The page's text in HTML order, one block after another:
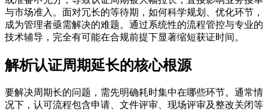
与市场准入。面对冗长的等待期，如何科学规划、优化环节，
成为管理者亟需解决的难题。通过系统性的流程管控与专业的
技术辅导，完全有可能在合规前提下显著缩短获证时间。
解析认证周期延长的核心根源
要解决周期长的问题，需先明确耗时集中在哪些环节。通常情
况下，认可流程包含申请、文件评审、现场评审及整改关闭等